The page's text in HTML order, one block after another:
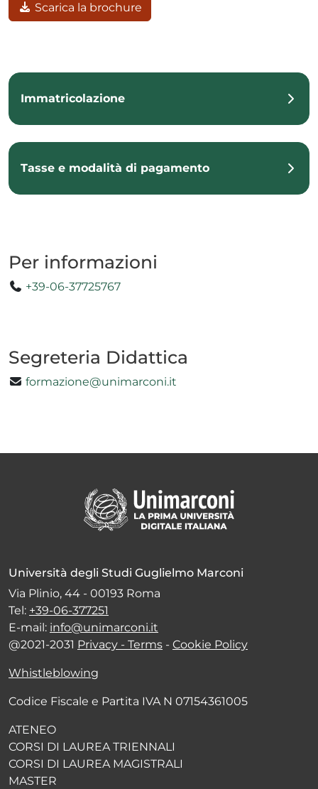
Scarica la brochure
Immatricolazione
Tasse e modalità di pagamento
Per informazioni
+39-06-37725767
Segreteria Didattica
formazione@unimarconi.it
Università degli Studi Guglielmo Marconi
Via Plinio, 44 - 00193 Roma
Tel: +39-06-377251
E-mail: info@unimarconi.it
@2021-2031 Privacy - Terms - Cookie Policy
Whistleblowing
Codice Fiscale e Partita IVA N 07154361005
ATENEO
CORSI DI LAUREA TRIENNALI
CORSI DI LAUREA MAGISTRALI
MASTER